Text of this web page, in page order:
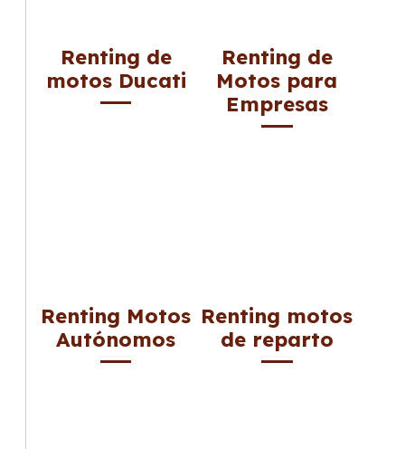
Renting de
motos Ducati
Renting de
Motos para
Empresas
Renting Motos
Autónomos
Renting motos
de reparto